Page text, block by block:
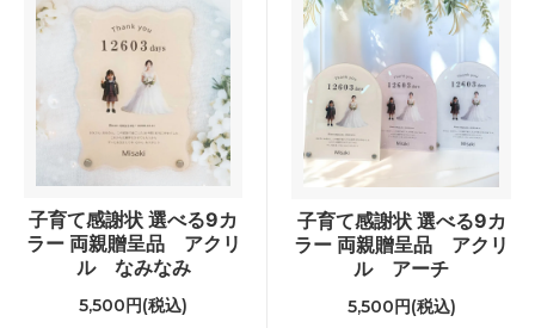
子育て感謝状 選べる9カ
ラー 両親贈呈品 アクリ
ル なみなみ
5,500円(税込)
子育て感謝状 選べる9カ
ラー 両親贈呈品 アクリ
ル アーチ
5,500円(税込)